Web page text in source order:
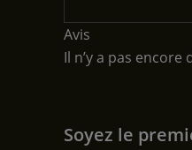
Avis
Il n’y a pas encore
Soyez le